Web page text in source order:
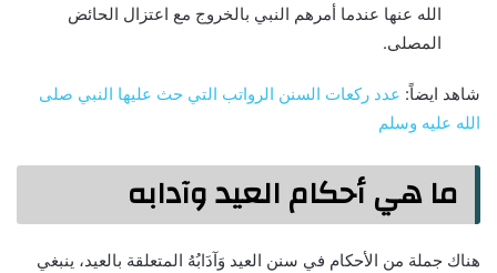
الله عنها عندما أمرهم النبي بالخروج مع اعتزال الحائض
المصلى.
شاهد ايضاً: عدد ركعات السنن الرواتب التي حث عليها النبي صلى
الله عليه وسلم
ما هي أحكام العيد وآدابه
هناك جملة من الأحكام في سنن العيد وَآدَابُهُ المتعلقة بالعيد، ينبغي